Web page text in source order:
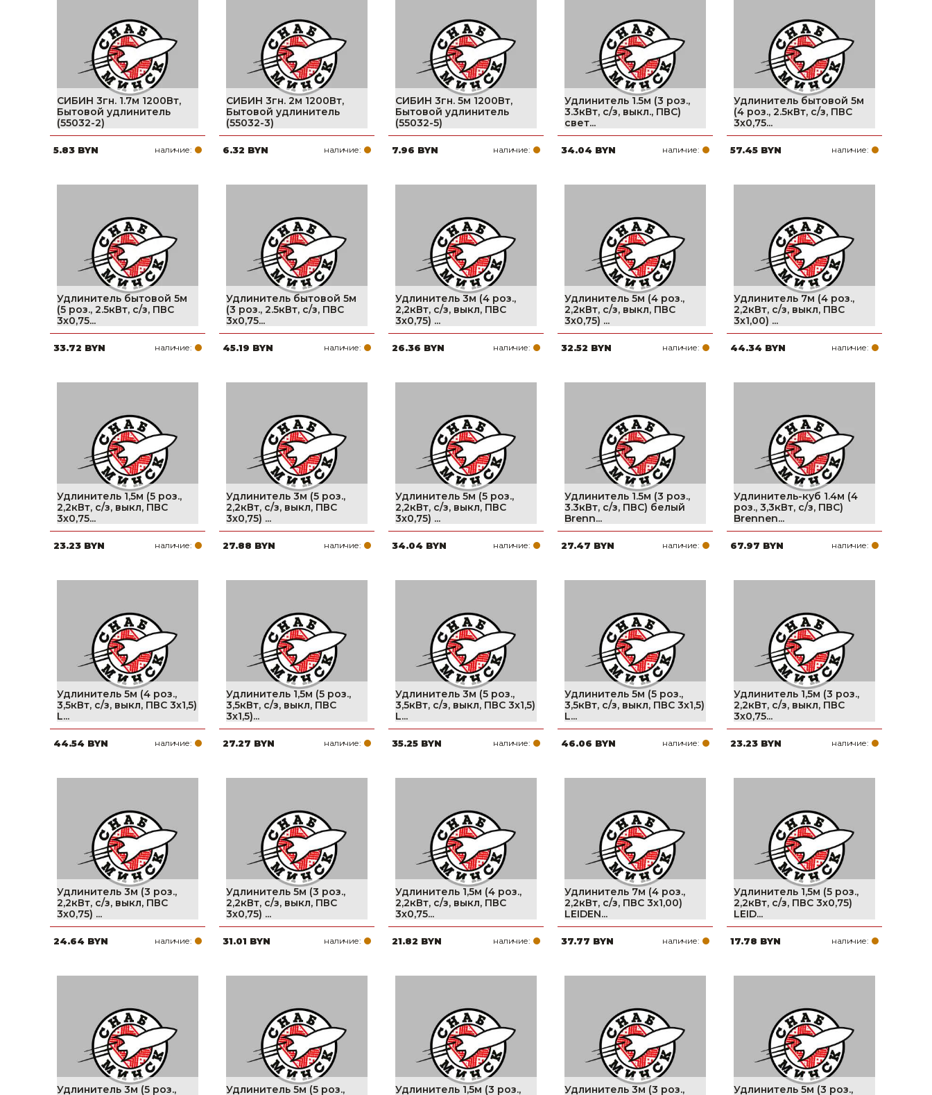
Садовая техника, оснастка и принадлежности
Сварочное оборудование и материалы
Средства индивидуальной защиты и спецодежда
Хранение инструмента (ящики, сумки, пояса, тележки)
Хозтовары
Масла и смазки
Крепеж и фурнитура
Ручной инструмент
Строительные и отделочные материалы
Садовый инструмент, вазоны, горшки и кашпо, теплицы, парники
Товары для дома
Сантехника
Автомобильные товары, инструменты
Резинотехнические, асбестовые изделия, каболка
Автоклавы. Дистилляторы
Дистилляторы
Чашечные кормушки
Чашечные поилки
СИБИН 3гн. 1.7м 1200Вт,
Бытовой удлинитель
(55032-2)
5.83 BYN наличие:
СИБИН 3гн. 2м 1200Вт,
Бытовой удлинитель
(55032-3)
6.32 BYN наличие:
СИБИН 3гн. 5м 1200Вт,
Бытовой удлинитель
(55032-5)
7.96 BYN наличие:
Удлинитель 1.5м (3 роз.,
3.3кВт, с/з, выкл., ПВС)
свет...
34.04 BYN наличие:
Удлинитель бытовой 5м
(4 роз., 2.5кВт, с/з, ПВС
3х0,75...
57.45 BYN наличие:
Удлинитель бытовой 5м
(5 роз., 2.5кВт, с/з, ПВС
3х0,75...
33.72 BYN наличие:
Удлинитель бытовой 5м
(3 роз., 2.5кВт, с/з, ПВС
3х0,75...
45.19 BYN наличие:
Удлинитель 3м (4 роз.,
2,2кВт, с/з, выкл, ПВС
3х0,75) ...
26.36 BYN наличие:
Удлинитель 5м (4 роз.,
2,2кВт, с/з, выкл, ПВС
3х0,75) ...
32.52 BYN наличие:
Удлинитель 7м (4 роз.,
2,2кВт, с/з, выкл, ПВС
3х1,00) ...
44.34 BYN наличие:
Удлинитель 1,5м (5 роз.,
2,2кВт, с/з, выкл, ПВС
3х0,75...
23.23 BYN наличие:
Удлинитель 3м (5 роз.,
2,2кВт, с/з, выкл, ПВС
3х0,75) ...
27.88 BYN наличие:
Удлинитель 5м (5 роз.,
2,2кВт, с/з, выкл, ПВС
3х0,75) ...
34.04 BYN наличие:
Удлинитель 1.5м (3 роз.,
3.3кВт, с/з, ПВС) белый
Brenn...
27.47 BYN наличие:
Удлинитель-куб 1.4м (4
роз., 3,3кВт, с/з, ПВС)
Brennen...
67.97 BYN наличие:
Удлинитель 5м (4 роз.,
3,5кВт, с/з, выкл, ПВС 3х1,5)
L...
44.54 BYN наличие:
Удлинитель 1,5м (5 роз.,
3,5кВт, с/з, выкл, ПВС
3х1,5)...
27.27 BYN наличие:
Удлинитель 3м (5 роз.,
3,5кВт, с/з, выкл, ПВС 3х1,5)
L...
35.25 BYN наличие:
Удлинитель 5м (5 роз.,
3,5кВт, с/з, выкл, ПВС 3х1,5)
L...
46.06 BYN наличие:
Удлинитель 1,5м (3 роз.,
2,2кВт, с/з, выкл, ПВС
3х0,75...
23.23 BYN наличие:
Удлинитель 3м (3 роз.,
2,2кВт, с/з, выкл, ПВС
3х0,75) ...
24.64 BYN наличие:
Удлинитель 5м (3 роз.,
2,2кВт, с/з, выкл, ПВС
3х0,75) ...
31.01 BYN наличие:
Удлинитель 1,5м (4 роз.,
2,2кВт, с/з, выкл, ПВС
3х0,75...
21.82 BYN наличие:
Удлинитель 7м (4 роз.,
2,2кВт, с/з, ПВС 3х1,00)
LEIDEN...
37.77 BYN наличие:
Удлинитель 1,5м (5 роз.,
2,2кВт, с/з, ПВС 3х0,75)
LEID...
17.78 BYN наличие:
Удлинитель 3м (5 роз.,
Удлинитель 5м (5 роз.,
Удлинитель 1,5м (3 роз.,
Удлинитель 3м (3 роз.,
Удлинитель 5м (3 роз.,